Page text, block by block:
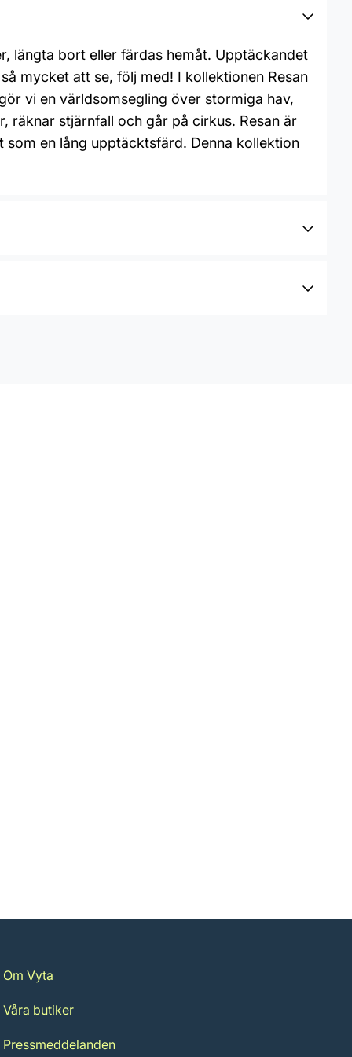
längta bort eller färdas hemåt. Upptäckandet
mycket att se, följ med! I kollektionen Resan
vi en världsomsegling över stormiga hav,
stjärnfall och går på cirkus. Resan är
en lång upptäcktsfärd. Denna kollektion
Om Vyta
Våra butiker
Pressmeddelanden